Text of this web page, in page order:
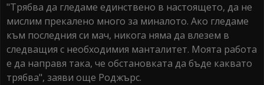
"Трябва да гледаме единствено в настоящето, да не
мислим прекалено много за миналото. Ако гледаме
към последния си мач, никога няма да влезем в
следващия с необходимия манталитет. Моята работа
е да направя така, че обстановката да бъде каквато
трябва", заяви още Роджърс.